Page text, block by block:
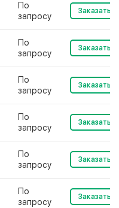
По
запросу
Заказать
По
запросу
Заказать
По
запросу
Заказать
По
запросу
Заказать
По
запросу
Заказать
По
запросу
Заказать